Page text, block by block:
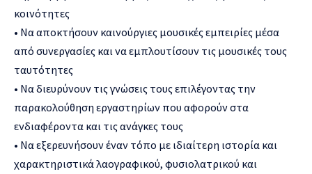
κοινότητες
• Να αποκτήσουν καινούργιες μουσικές εμπειρίες μέσα
από συνεργασίες και να εμπλουτίσουν τις μουσικές τους
ταυτότητες
• Να διευρύνουν τις γνώσεις τους επιλέγοντας την
παρακολούθηση εργαστηρίων που αφορούν στα
ενδιαφέροντα και τις ανάγκες τους
• Να εξερευνήσουν έναν τόπο με ιδιαίτερη ιστορία και
χαρακτηριστικά λαογραφικού, φυσιολατρικού και